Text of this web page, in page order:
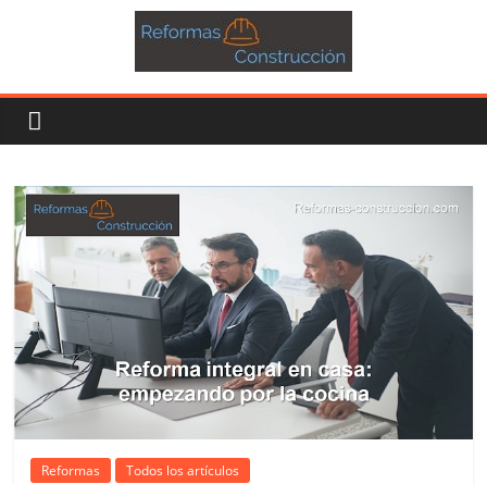
Reformas Todos los artículos